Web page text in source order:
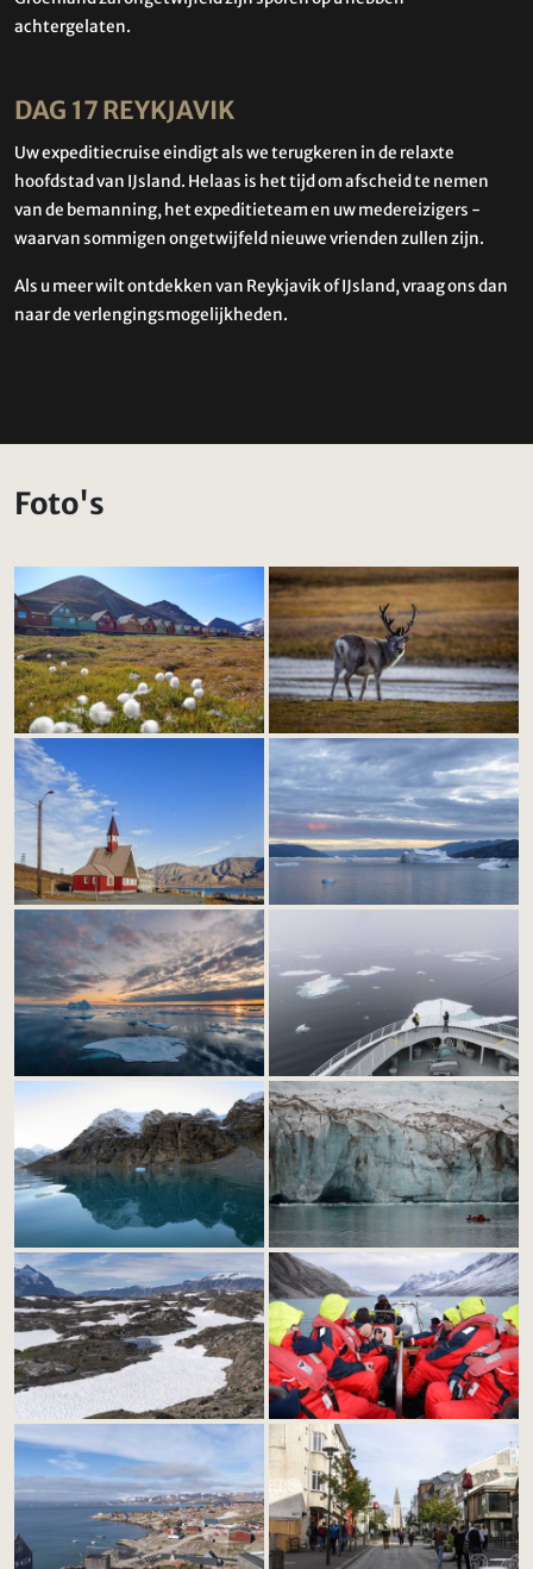
achtergelaten.
DAG 17 REYKJAVIK
Uw expeditiecruise eindigt als we terugkeren in de relaxte
hoofdstad van IJsland. Helaas is het tijd om afscheid te nemen
van de bemanning, het expeditieteam en uw medereizigers -
waarvan sommigen ongetwijfeld nieuwe vrienden zullen zijn.
Als u meer wilt ontdekken van Reykjavik of IJsland, vraag ons dan
naar de verlengingsmogelijkheden.
Foto's